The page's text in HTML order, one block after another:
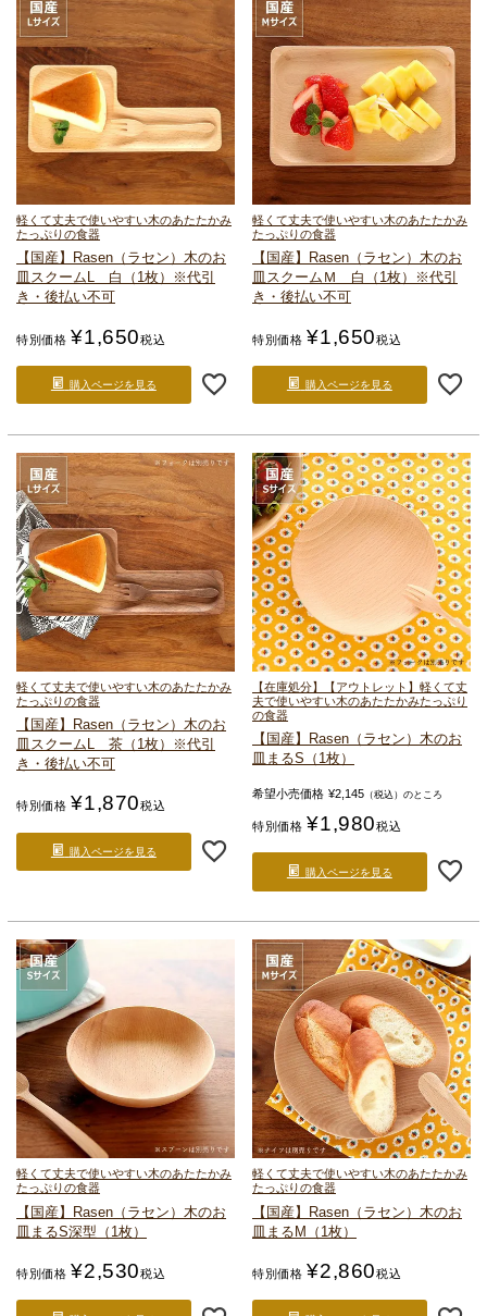
軽くて丈夫で使いやすい木のあたたかみ
たっぷりの食器
【国産】Rasen（ラセン） 木のお
皿 スクームL 白（1枚）
※代引
き・後払い不可
特別価格 ¥1,650税込
購入ページを見る
軽くて丈夫で使いやすい木のあたたかみ
たっぷりの食器
【国産】Rasen（ラセン） 木のお
皿 スクームＭ 白（1枚）
※代引
き・後払い不可
特別価格 ¥1,650税込
購入ページを見る
軽くて丈夫で使いやすい木のあたたかみ
たっぷりの食器
【国産】Rasen（ラセン） 木のお
皿 スクームL 茶（1枚）
※代引
き・後払い不可
特別価格 ¥1,870税込
購入ページを見る
【在庫処分】【アウトレット】軽くて丈
夫で使いやすい木のあたたかみたっぷり
の食器
【国産】Rasen（ラセン） 木のお
皿 まるS（1枚）
希望小売価格 ¥2,145 （税込）のところ
特別価格 ¥1,980税込
購入ページを見る
軽くて丈夫で使いやすい木のあたたかみ
たっぷりの食器
【国産】Rasen（ラセン） 木のお
皿 まるS深型（1枚）
特別価格 ¥2,530税込
軽くて丈夫で使いやすい木のあたたかみ
たっぷりの食器
【国産】Rasen（ラセン） 木のお
皿 まるM（1枚）
特別価格 ¥2,860税込